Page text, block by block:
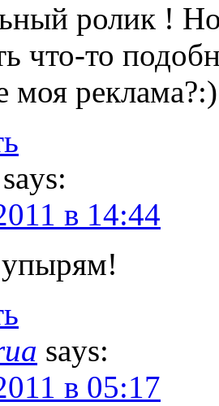
ролик !
что-то
моя реклама?:)
says:
в 14:44
says:
в 05:17